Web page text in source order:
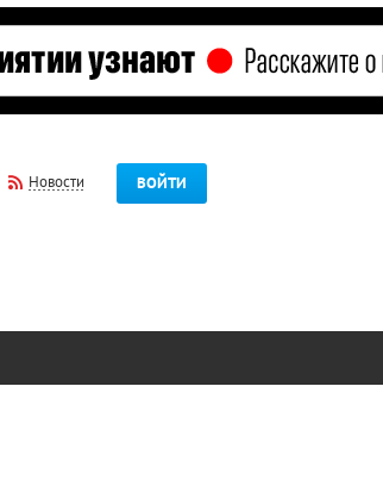
Новости ВОЙТИ